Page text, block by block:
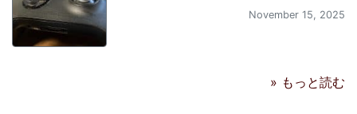
November 15, 2025
» もっと読む